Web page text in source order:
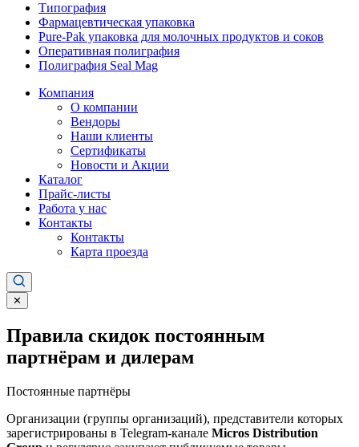
Типография
Фармацевтическая упаковка
Pure-Pak упаковка для молочных продуктов и соков
Оперативная полиграфия
Полиграфия Seal Mag
Компания
О компании
Вендоры
Наши клиенты
Сертификаты
Новости и Акции
Каталог
Прайс-листы
Работа у нас
Контакты
Контакты
Карта проезда
✕
Правила скидок постоянным
партнёрам и дилерам
Постоянные партнёры
Организации (группы организаций), представители которых
зарегистрированы в Telegram-канале Micros Distribution